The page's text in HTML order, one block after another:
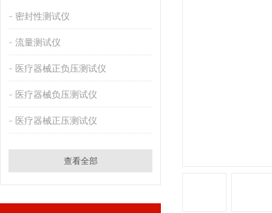
密封性测试仪
流量测试仪
医疗器械正负压测试仪
医疗器械负压测试仪
医疗器械正压测试仪
查看全部